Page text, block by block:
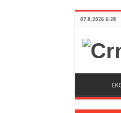
07.8.2026 6:28